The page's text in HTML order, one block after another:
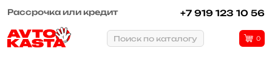
Рассрочка или кредит +7 919 123 10 56
Поиск по каталогу 0